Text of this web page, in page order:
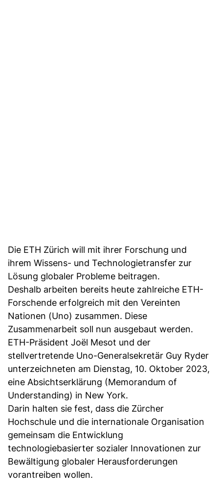
Die ETH Zürich will mit ihrer Forschung und
ihrem Wissens- und Technologietransfer zur
Lösung globaler Probleme beitragen.
Deshalb arbeiten bereits heute zahlreiche ETH-
Forschende erfolgreich mit den Vereinten
Nationen (Uno) zusammen. Diese
Zusammenarbeit soll nun ausgebaut werden.
ETH-Präsident Joël Mesot und der
stellvertretende Uno-Generalsekretär Guy Ryder
unterzeichneten am Dienstag, 10. Oktober 2023,
eine Absichtserklärung (Memorandum of
Understanding) in New York.
Darin halten sie fest, dass die Zürcher
Hochschule und die internationale Organisation
gemeinsam die Entwicklung
technologiebasierter sozialer Innovationen zur
Bewältigung globaler Herausforderungen
vorantreiben wollen.